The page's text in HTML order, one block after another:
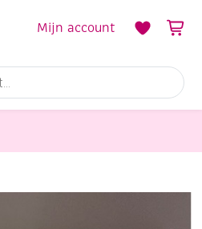
Mijn account